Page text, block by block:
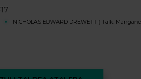
NICHOLAS EDWARD DREWETT ( Talk: